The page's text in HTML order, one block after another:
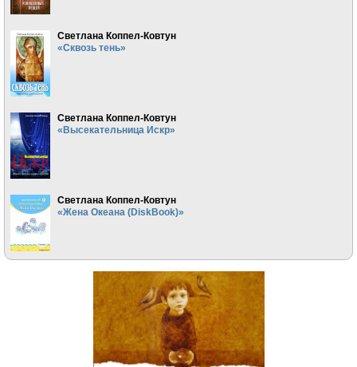
Светлана Коппел-Ковтун
«Сквозь тень»
Светлана Коппел-Ковтун
«Высекательница Искр»
Светлана Коппел-Ковтун
«Жена Океана (DiskBook)»